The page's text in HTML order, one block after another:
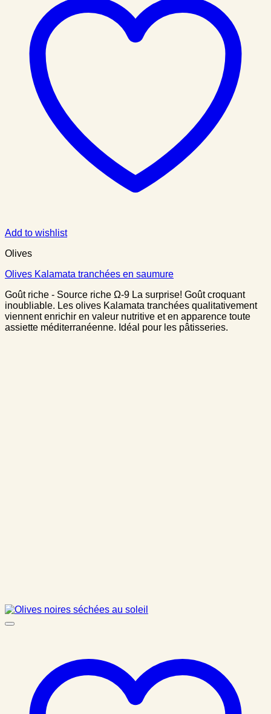
Add to wishlist
Olives
Olives Kalamata tranchées en saumure
Goût riche - Source riche Ω-9 La surprise! Goût croquant
inoubliable. Les olives Kalamata tranchées qualitativement
viennent enrichir en valeur nutritive et en apparence toute
assiette méditerranéenne. Idéal pour les pâtisseries.